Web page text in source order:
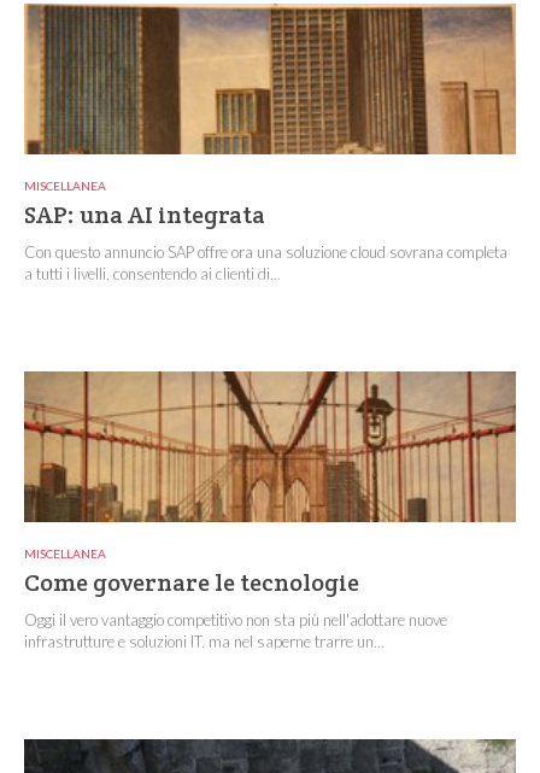
MISCELLANEA
SAP: una AI integrata
Con questo annuncio SAP offre ora una soluzione cloud sovrana completa
a tutti i livelli, consentendo ai clienti di...
MISCELLANEA
Come governare le tecnologie
Oggi il vero vantaggio competitivo non sta più nell'adottare nuove
infrastrutture e soluzioni IT, ma nel saperne trarre un...